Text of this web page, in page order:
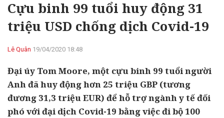
Cựu binh 99 tuổi huy động 31
triệu USD chống dịch Covid-19
Lê Quân 19/04/2020 18:48
Đại úy Tom Moore, một cựu binh 99 tuổi người
Anh đã huy động hơn 25 triệu GBP (tương
đương 31,3 triệu EUR) để hỗ trợ ngành y tế đối
phó với đại dịch Covid-19 bằng việc đi bộ 100